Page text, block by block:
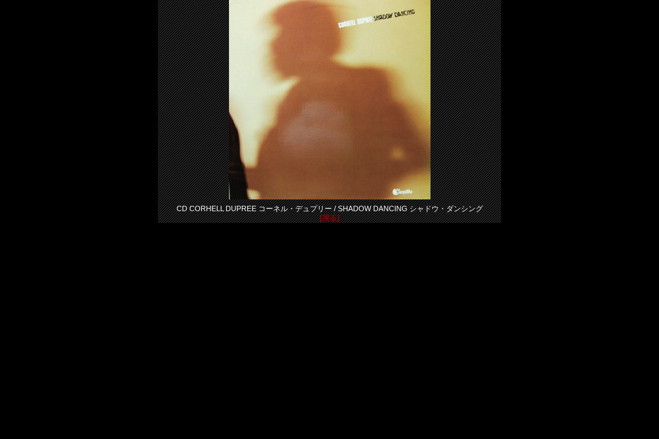
CD CORHELL DUPREE コーネル・デュプリー / SHADOW DANCING シャドウ・ダンシング
[戻る]